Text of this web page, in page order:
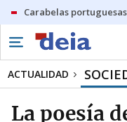
Carabelas portuguesas
ACTUALIDAD
La poesía